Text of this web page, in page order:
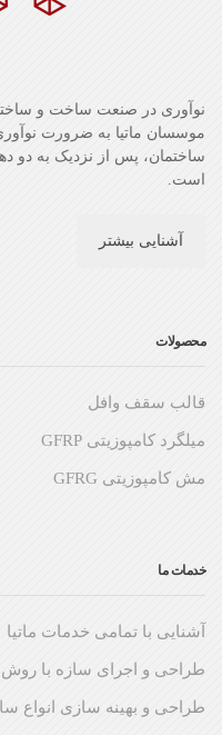
نوآوری در صنعت ساخت و
موسسان ماتیا به ضرورت
ساختمان، پس از نزدیک به دو
است.
آشنایی بیشتر
محصولات
قالب سقف وافل
میلگرد کامپوزیتی GFRP
مش کامپوزیتی GFRG
خدمات ما
آشنایی با تمامی خدمات ماتیا
طراحی و اجرای سازه با روش
طراحی و بهینه سازی انواع